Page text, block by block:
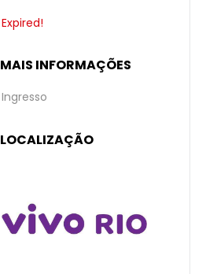
Expired!
MAIS INFORMAÇÕES
Ingresso
LOCALIZAÇÃO